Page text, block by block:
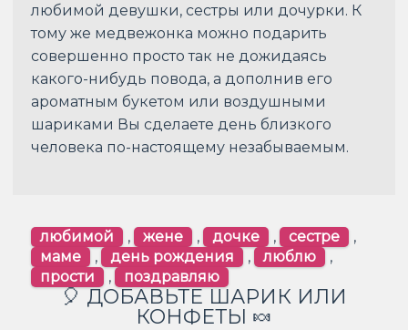
любимой девушки, сестры или дочурки. К
тому же медвежонка можно подарить
совершенно просто так не дожидаясь
какого-нибудь повода, а дополнив его
ароматным букетом или воздушными
шариками Вы сделаете день близкого
человека по-настоящему незабываемым.
любимой , жене , дочке , сестре
,
маме
, день рождения , люблю
,
прости
, поздравляю
🎈 ДОБАВЬТЕ ШАРИК ИЛИ
КОНФЕТЫ 🍬